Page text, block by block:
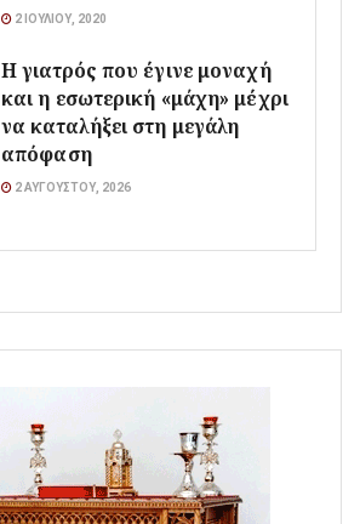
2 ΙΟΥΛΊΟΥ, 2020
Η γιατρός που έγινε μοναχή
και η εσωτερική «μάχη» μέχρι
να καταλήξει στη μεγάλη
απόφαση
2 ΑΥΓΟΎΣΤΟΥ, 2026